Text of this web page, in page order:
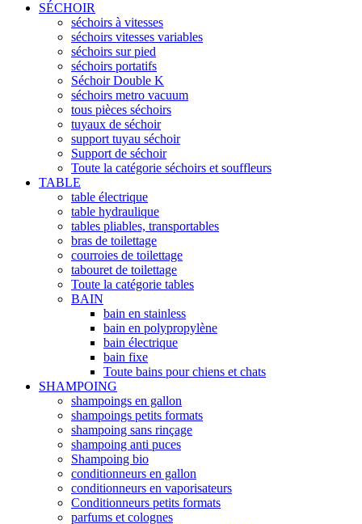
SÉCHOIR
séchoirs à vitesses
séchoirs vitesses variables
séchoirs sur pied
séchoirs portatifs
Séchoir Double K
séchoirs metro vacuum
tous pièces séchoirs
tuyaux de séchoir
support tuyau séchoir
Support de séchoir
Toute la catégorie séchoirs et souffleurs
TABLE
table électrique
table hydraulique
tables pliables, transportables
bras de toilettage
courroies de toilettage
tabouret de toilettage
Toute la catégorie tables
BAIN
bain en stainless
bain en polypropylène
bain électrique
bain fixe
Toute bains pour chiens et chats
SHAMPOING
shampoings en gallon
shampoings petits formats
shampoing sans rinçage
shampoing anti puces
Shampoing bio
conditionneurs en gallon
conditionneurs en vaporisateurs
Conditionneurs petits formats
parfums et colognes